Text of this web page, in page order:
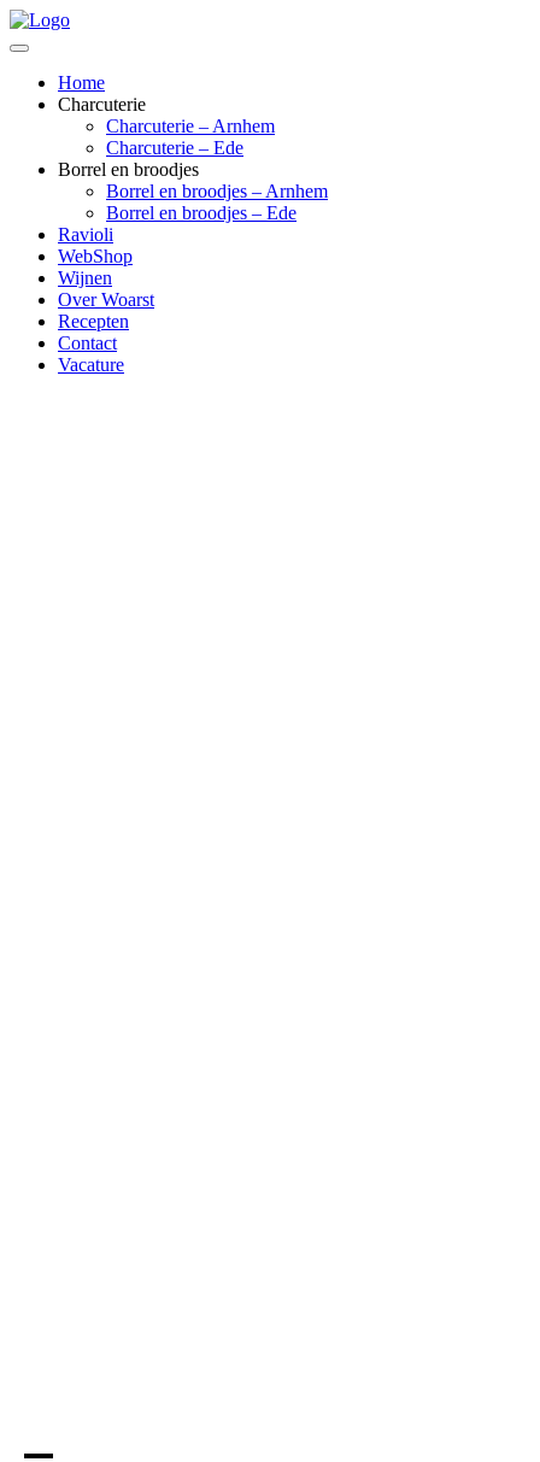
Home
Charcuterie
Charcuterie – Arnhem
Charcuterie – Ede
Borrel en broodjes
Borrel en broodjes – Arnhem
Borrel en broodjes – Ede
Ravioli
WebShop
Wijnen
Over Woarst
Recepten
Contact
Vacature